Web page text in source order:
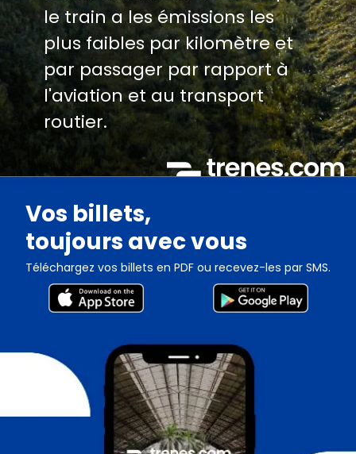
le train a les émissions les
plus faibles par kilomètre et
par passager par rapport à
l'aviation et au transport
routier.
Vos billets,
toujours avec vous
Téléchargez vos billets en PDF ou recevez-les par SMS.